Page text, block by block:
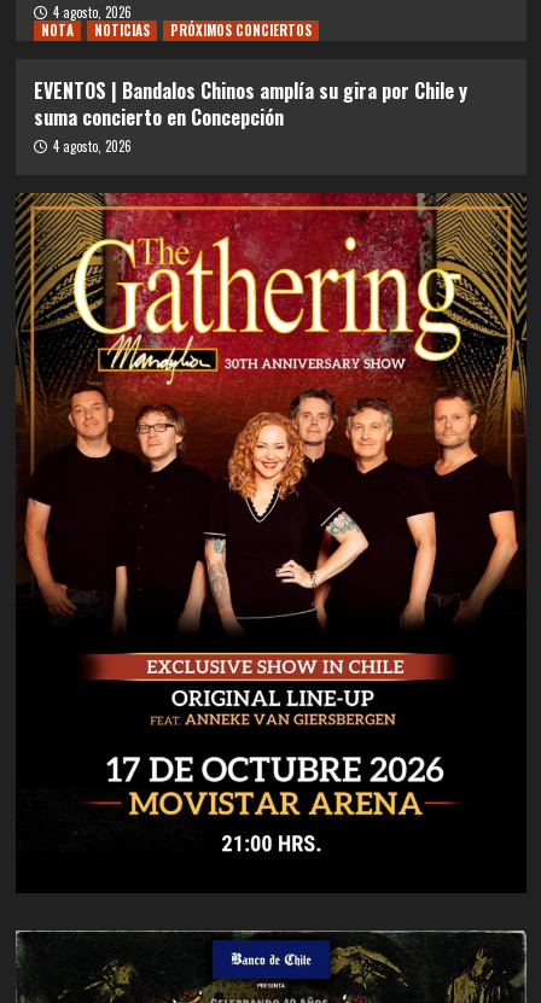
4 agosto, 2026
NOTA
NOTICIAS PRÓXIMOS CONCIERTOS
EVENTOS | Bandalos Chinos amplía su gira por Chile y
suma concierto en Concepción
4 agosto, 2026